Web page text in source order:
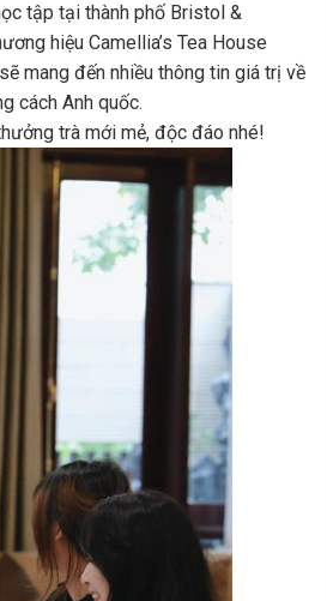
tập tại thành phố Bristol &
hiệu Camellia’s Tea House
mang đến nhiều thông tin giá trị về
cách Anh quốc.
trà mới mẻ, độc đáo nhé!